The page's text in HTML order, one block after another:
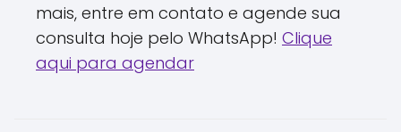
mais, entre em contato e agende sua
consulta hoje pelo WhatsApp! Clique
aqui para agendar